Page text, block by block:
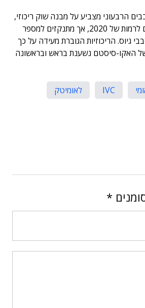
הרבעוני מצביע על מבנה שוק ריכוזי,
שבו היקפי ההון חוזרים לרמות של 2020, אך מתנקזים למספר
גיוס. הריכוזיות הגוברת מעידה על כך
האקו-סיסטם נשענת בראש ובראשונה
IVC לאומיטק
*